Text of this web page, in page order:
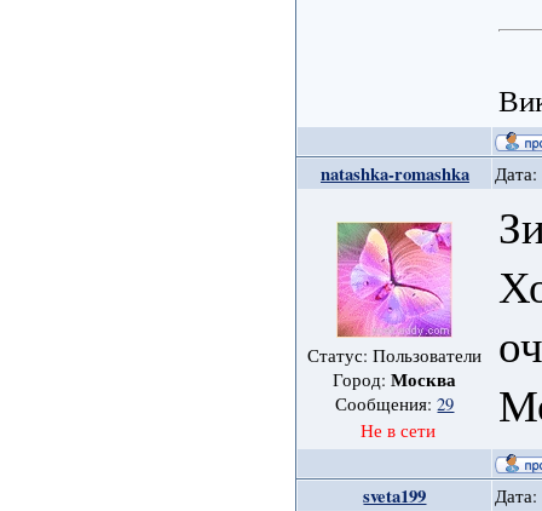
natashka-romashka Дата:
Статус: Пользователи
Город:Москва
Сообщения:29
Не в сети
sveta199